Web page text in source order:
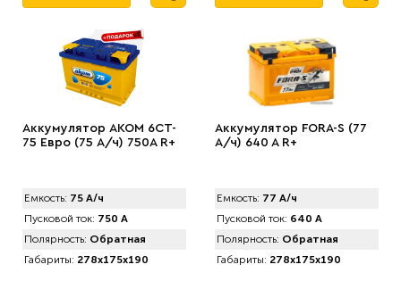
Аккумулятор AКОМ 6CT-
75 Евро (75 А/ч) 750А R+
Емкость: 75 А/ч
Пусковой ток: 750 А
Полярность: Обратная
Габариты: 278x175x190
Аккумулятор FORA-S (77
А/ч) 640 A R+
Емкость: 77 А/ч
Пусковой ток: 640 А
Полярность: Обратная
Габариты: 278x175x190